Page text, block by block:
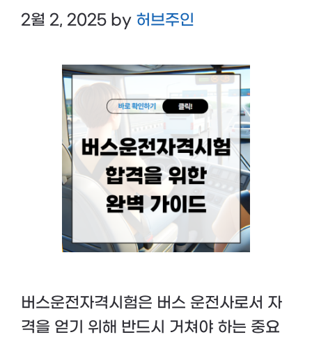
2월 2, 2025 by 허브주인
버스운전자격시험은 버스 운전사로서 자
격을 얻기 위해 반드시 거쳐야 하는 중요